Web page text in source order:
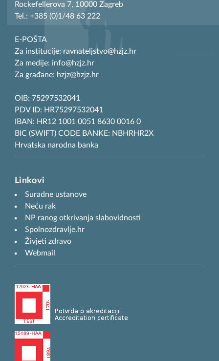
Rockefellerova 7, 10000 Zagreb
Tel.: +385 (0)1/48 63 222
E-POŠTA
Za institucije: ravnateljstvo@hzjz.hr
Za medije: info@hzjz.hr
Za građane: hzjz@hzjz.hr
OIB: 75297532041
PDV ID: HR75297532041
IBAN: HR12 1001 0051 8630 0016 0
BIC (SWIFT) CODE BANKE: NBHRHR2X
Hrvatska narodna banka
Linkovi
Suradne ustanove
Neću rak
NP ranog otkrivanja slabovidnosti
Spolnozdravlje.hr
Živjeti zdravo
Webmail